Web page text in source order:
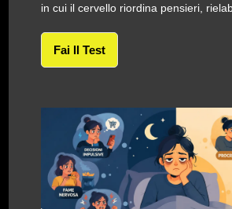
in cui il cervello riordina pensieri,
Fai Il Test